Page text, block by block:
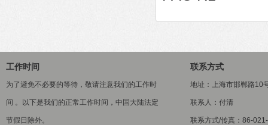
工作时间
为了避免不必要的等待，敬请注意我们的工作时
间 。以下是我们的正常工作时间，中国大陆法定
节假日除外。
联系方式
地址：上海市邯郸路10
联系人：付清
联系方式/传真：86-